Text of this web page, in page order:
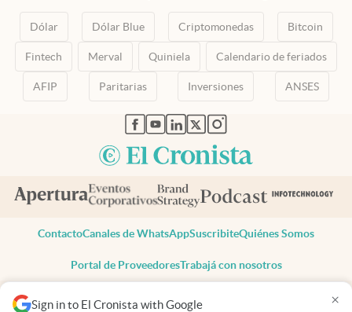
Sign in to El Cronista with Google ×
Dólar Dólar Blue Criptomonedas Bitcoin
Fintech Merval Quiniela Calendario de feriados
AFIP Paritarias Inversiones ANSES
abre en nueva pestaña
abre en nueva pestaña
abre en nueva pestaña
abre en nueva pestaña
abre en nueva pestaña
ContactoCanales de WhatsAppSuscribiteQuiénes Somos
Portal de ProveedoresTrabajá con nosotros